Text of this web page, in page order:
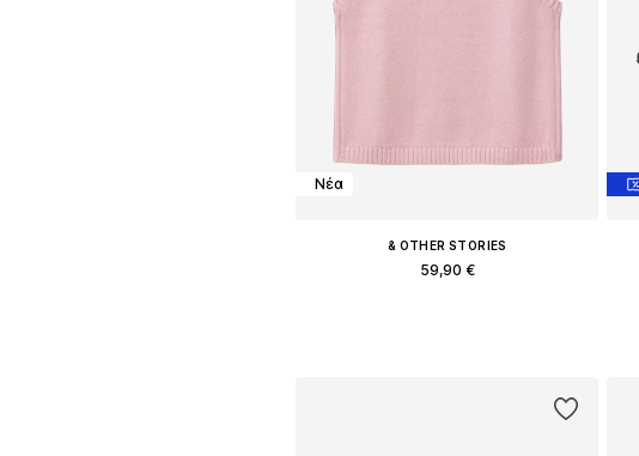
Νέα
& OTHER STORIES
59,90 €